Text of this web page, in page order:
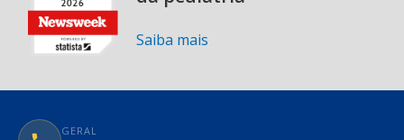
Saiba mais
GERAL